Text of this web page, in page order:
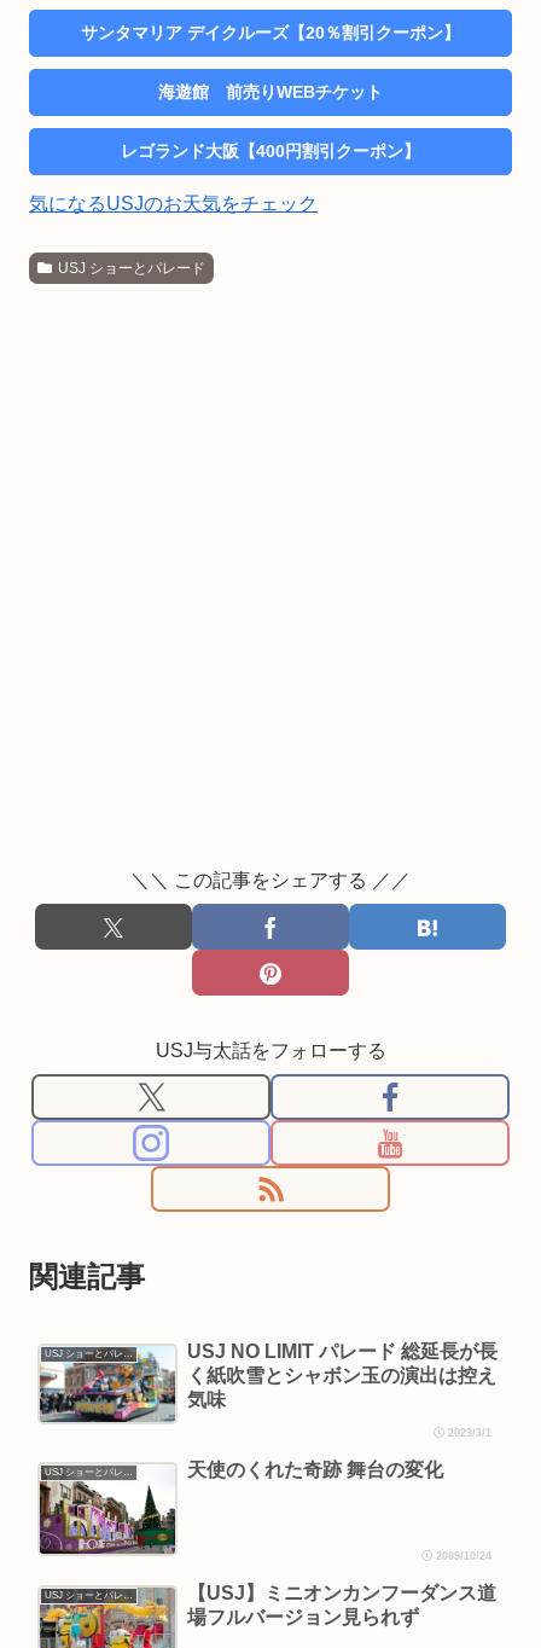
サンタマリア デイクルーズ【20％割引クーポン】
海遊館 前売りWEBチケット
レゴランド大阪【400円割引クーポン】
気になるUSJのお天気をチェック
USJ ショーとパレード
＼＼ この記事をシェアする ／／
USJ与太話をフォローする
関連記事
USJ ショーとパレード
USJ NO LIMIT パレード 総延長が長
く紙吹雪とシャボン玉の演出は控え
気味
2023/3/1
天使のくれた奇跡 舞台の変化
2009/10/24
【USJ】ミニオンカンフーダンス道
場フルバージョン見られず